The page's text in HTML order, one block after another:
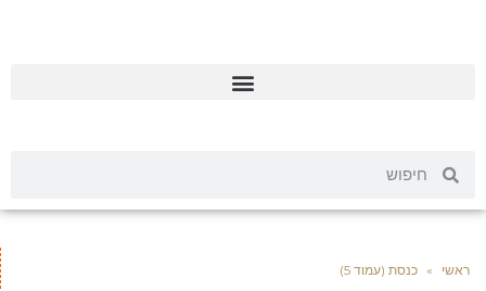
ראשי » כנסת (עמוד 5)